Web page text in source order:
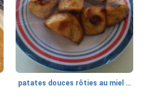
patates douces rôties au miel / kumara